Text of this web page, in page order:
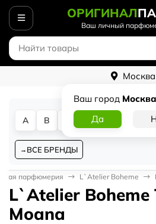
ОРИГИНАЛ
Ваш личный
Москва
Ваш город Москва
A B D G
ВСЕ БРЕНДЫ
парфюмерия L`Atelier Boheme
L`Atelier Boheme
Moana